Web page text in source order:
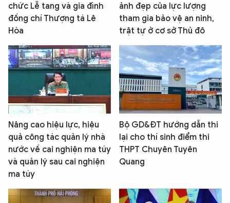
chức Lễ tang và gia đình
đồng chí Thượng tá Lê
Hòa
ảnh đẹp của lực lượng
tham gia bảo vệ an ninh,
trật tự ở cơ sở Thủ đô
Nâng cao hiệu lực, hiệu
quả công tác quản lý nhà
nước về cai nghiện ma túy
và quản lý sau cai nghiện
ma túy
Bộ GD&ĐT hướng dẫn thi
lại cho thí sinh điểm thi
THPT Chuyên Tuyên
Quang